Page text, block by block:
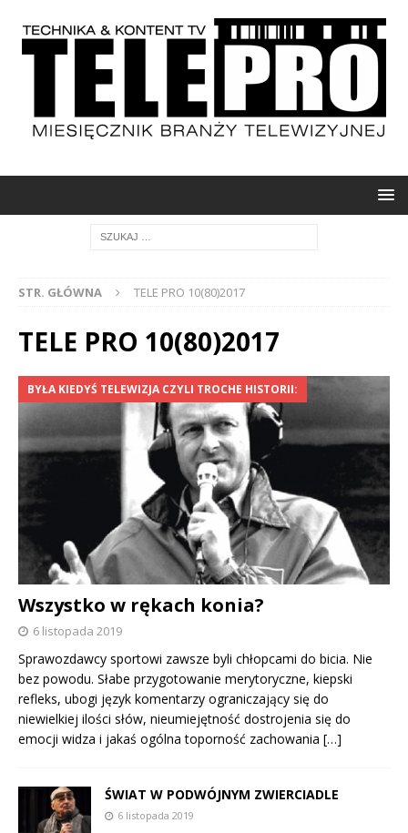
STR. GŁÓWNA TELE PRO 10(80)2017
TELE PRO 10(80)2017
BYŁA KIEDYŚ TELEWIZJA CZYLI TROCHE HISTORII:
Wszystko w rękach konia?
6 listopada 2019
Sprawozdawcy sportowi zawsze byli chłopcami do bicia. Nie
bez powodu. Słabe przygotowanie merytoryczne, kiepski
refleks, ubogi język komentarzy ograniczający się do
niewielkiej ilości słów, nieumiejętność dostrojenia się do
emocji widza i jakaś ogólna toporność zachowania […]
ŚWIAT W PODWÓJNYM ZWIERCIADLE
6 listopada 2019